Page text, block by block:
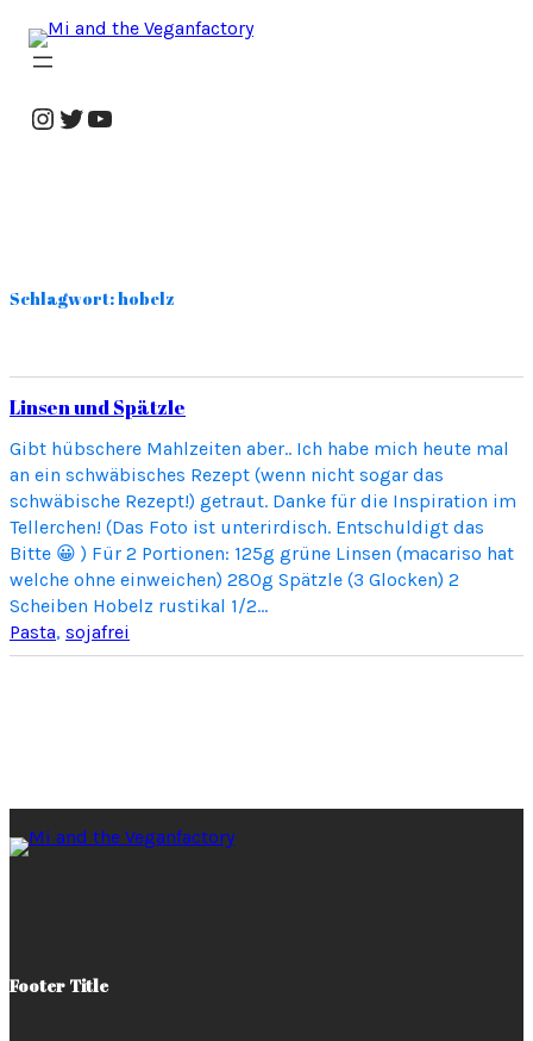
Inhalt
springen
Instagram
Twitter
YouTube
Schlagwort:hobelz
Linsen und Spätzle
Gibt hübschere Mahlzeiten aber.. Ich habe mich heute mal
an ein schwäbisches Rezept (wenn nicht sogar das
schwäbische Rezept!) getraut. Danke für die Inspiration im
Tellerchen! (Das Foto ist unterirdisch. Entschuldigt das
Bitte 😀 ) Für 2 Portionen: 125g grüne Linsen (macariso hat
welche ohne einweichen) 280g Spätzle (3 Glocken) 2
Scheiben Hobelz rustikal 1/2…
Pasta, sojafrei
Footer Title